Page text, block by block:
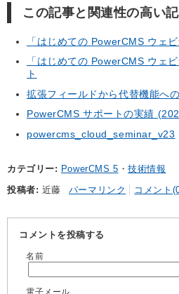
この記事と関連性の高い
「はじめての PowerCMS ウェ
「はじめての PowerCMS ウェ
ト
拡張フィールドから代替機能へ
PowerCMS サポートの実績
powercms_cloud_seminar_v23
カテゴリー PowerCMS 5
技術情報
投稿者
近藤 パーマリンク コメント
コメントを投稿する
名前
電子メール